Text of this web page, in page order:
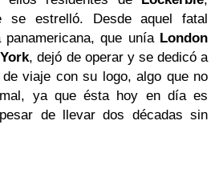
se estrelló. Desde aquel fatal
que unía London
, dejó de operar y se dedicó a
viaje con su logo, algo que no
ya que ésta hoy en día es
de llevar dos décadas sin